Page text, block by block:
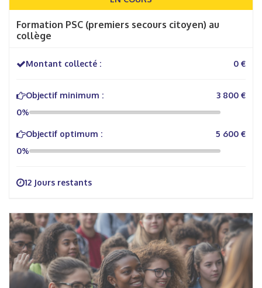
Formation PSC (premiers secours citoyen) au
collège
Montant collecté : 0 €
Objectif minimum :
3 800 €
0%
Objectif optimum :
5 600 €
0%
12 Jours restants